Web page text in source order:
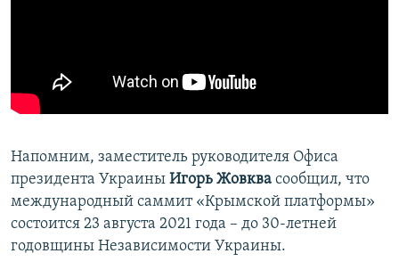
Напомним, заместитель руководителя Офиса
президента Украины Игорь Жовква сообщил, что
международный саммит «Крымской платформы»
состоится 23 августа 2021 года – до 30-летней
годовщины Независимости Украины.